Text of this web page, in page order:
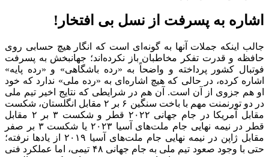
اشاره به پسرفت از نسل بی افتخار!
جالب اینکه جملات آنها به گونه‌ای است که انگار هیچ حسابی روی
حافظه و قدرت تفکر مخاطبان باز نکرده‌اند؛ جهانبخش به پسرفت
فوتبال کشور پرداخته و واضحاً به «رده باشگاهی» و «رده پایه»
اشاره کرده، در حالی که هیچ اشاره‌ای به «رده ملی» ندارد که خود
او هم جزوی از آن است. آن هم در شرایطی که نتایج اخیر تیم ملی
در دو تورنمنت مهم با باخت سنگین ۶ بر ۲ مقابل انگلستان، شکست
مقابل آمریکا در جام جهانی ۲۰۲۲ قطر و شکست ۳ بر ۲ مقابل
قطر در نیمه نهایی جام ملت‌های آسیا ۲۰۲۳ یا شکست ۳ بر صفر
مقابل ژاپن در نیمه نهایی جام ملت‌های آسیا ۲۰۱۹ از یادها نرفته؛
حتی با وجود صعود تیم ملی به جام جهانی ۴۸ تیمی، اما عملکرد فنی